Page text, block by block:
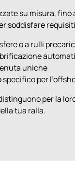
su misura,
soddisfare
o a rulli
uniche
per
per la
tua ralla.